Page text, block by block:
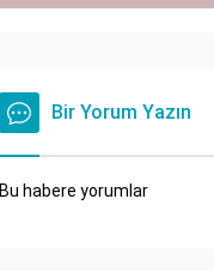
Bir Yorum Yazın
Bu habere yorumlar